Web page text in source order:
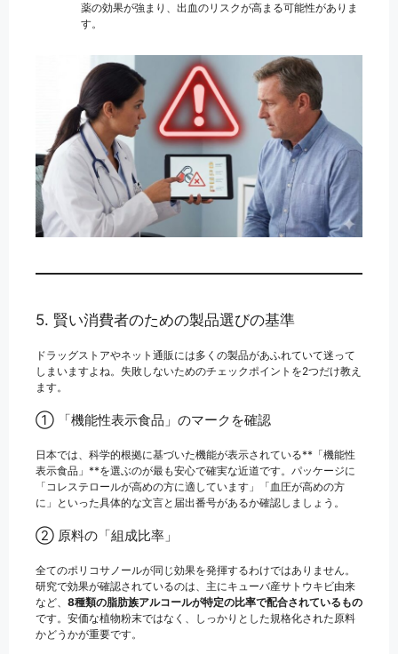
薬の効果が強まり、出血のリスクが高まる可能性がありま
す。
5. 賢い消費者のための製品選びの基準
ドラッグストアやネット通販には多くの製品があふれていて迷って
しまいますよね。失敗しないためのチェックポイントを2つだけ教え
ます。
① 「機能性表示食品」のマークを確認
日本では、科学的根拠に基づいた機能が表示されている**「機能性
表示食品」**を選ぶのが最も安心で確実な近道です。パッケージに
「コレステロールが高めの方に適しています」「血圧が高めの方
に」といった具体的な文言と届出番号があるか確認しましょう。
② 原料の「組成比率」
全てのポリコサノールが同じ効果を発揮するわけではありません。
研究で効果が確認されているのは、主にキューバ産サトウキビ由来
など、 8種類の脂肪族アルコールが特定の比率で配合されているもの
です。安価な植物粉末ではなく、しっかりとした規格化された原料
かどうかが重要です。